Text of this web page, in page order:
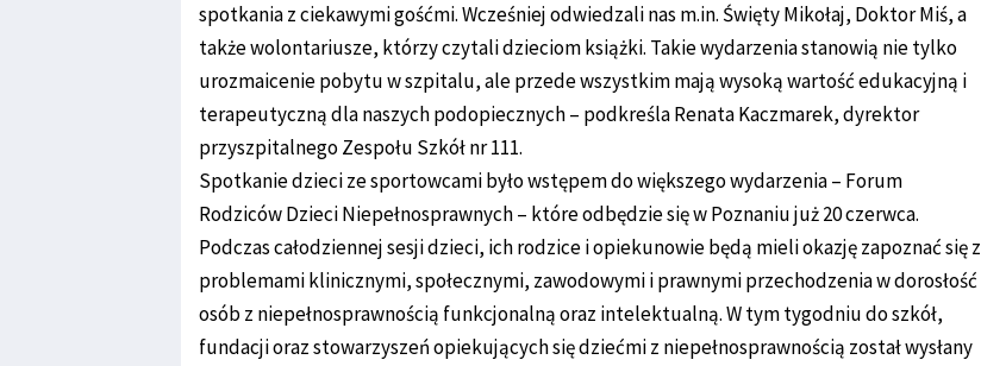
spotkania z ciekawymi gośćmi. Wcześniej odwiedzali nas m.in. Święty Mikołaj, Doktor Miś, a
także wolontariusze, którzy czytali dzieciom książki. Takie wydarzenia stanowią nie tylko
urozmaicenie pobytu w szpitalu, ale przede wszystkim mają wysoką wartość edukacyjną i
terapeutyczną dla naszych podopiecznych – podkreśla Renata Kaczmarek, dyrektor
przyszpitalnego Zespołu Szkół nr 111.
Spotkanie dzieci ze sportowcami było wstępem do większego wydarzenia – Forum
Rodziców Dzieci Niepełnosprawnych – które odbędzie się w Poznaniu już 20 czerwca.
Podczas całodziennej sesji dzieci, ich rodzice i opiekunowie będą mieli okazję zapoznać się z
problemami klinicznymi, społecznymi, zawodowymi i prawnymi przechodzenia w dorosłość
osób z niepełnosprawnością funkcjonalną oraz intelektualną. W tym tygodniu do szkół,
fundacji oraz stowarzyszeń opiekujących się dziećmi z niepełnosprawnością został wysłany